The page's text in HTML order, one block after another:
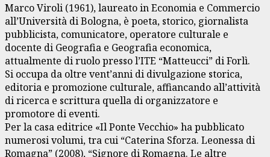
Marco Viroli (1961), laureato in Economia e Commercio
all’Università di Bologna, è poeta, storico, giornalista
pubblicista, comunicatore, operatore culturale e
docente di Geografia e Geografia economica,
attualmente di ruolo presso l’ITE “Matteucci” di Forlì.
Si occupa da oltre vent’anni di divulgazione storica,
editoria e promozione culturale, affiancando all’attività
di ricerca e scrittura quella di organizzatore e
promotore di eventi.
Per la casa editrice «Il Ponte Vecchio» ha pubblicato
numerosi volumi, tra cui “Caterina Sforza. Leonessa di
Romagna” (2008), “Signore di Romagna. Le altre